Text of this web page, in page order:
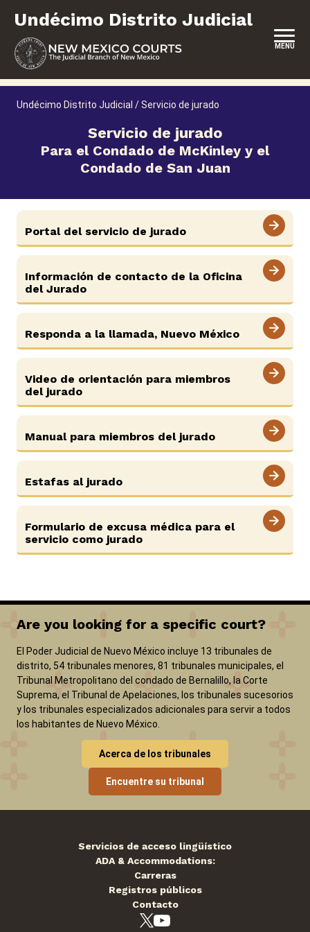
contenido
Undécimo Distrito Judicial
MENU
SERVICIOS Y PROGRAMAS
Undécimo Distrito Judicial /Servicio de jurado
Servicio de jurado
Para el Condado de McKinley y el
Condado de San Juan
Portal del servicio de jurado
Información de contacto de la Oficina
del Jurado
Responda a la llamada, Nuevo México
Video de orientación para miembros
del jurado
Manual para miembros del jurado
Estafas al jurado
Formulario de excusa médica para el
servicio como jurado
Are you looking for a specific court?
El Poder Judicial de Nuevo México incluye 13 tribunales de
distrito, 54 tribunales menores, 81 tribunales municipales, el
Tribunal Metropolitano del condado de Bernalillo, la Corte
Suprema, el Tribunal de Apelaciones, los tribunales sucesorios
y los tribunales especializados adicionales para servir a todos
los habitantes de Nuevo México.
Acerca de los tribunales
Encuentre su tribunal
Servicios de acceso lingüístico
ADA & Accommodations:
Carreras
Registros públicos
Contacto